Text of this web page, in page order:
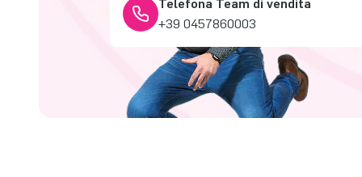
Telefona Team di vendita
+39 0457860003